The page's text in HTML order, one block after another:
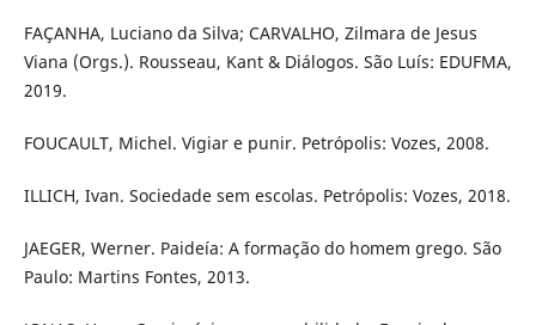
FAÇANHA, Luciano da Silva; CARVALHO, Zilmara de Jesus
Viana (Orgs.). Rousseau, Kant & Diálogos. São Luís: EDUFMA,
2019.
FOUCAULT, Michel. Vigiar e punir. Petrópolis: Vozes, 2008.
ILLICH, Ivan. Sociedade sem escolas. Petrópolis: Vozes, 2018.
JAEGER, Werner. Paideía: A formação do homem grego. São
Paulo: Martins Fontes, 2013.